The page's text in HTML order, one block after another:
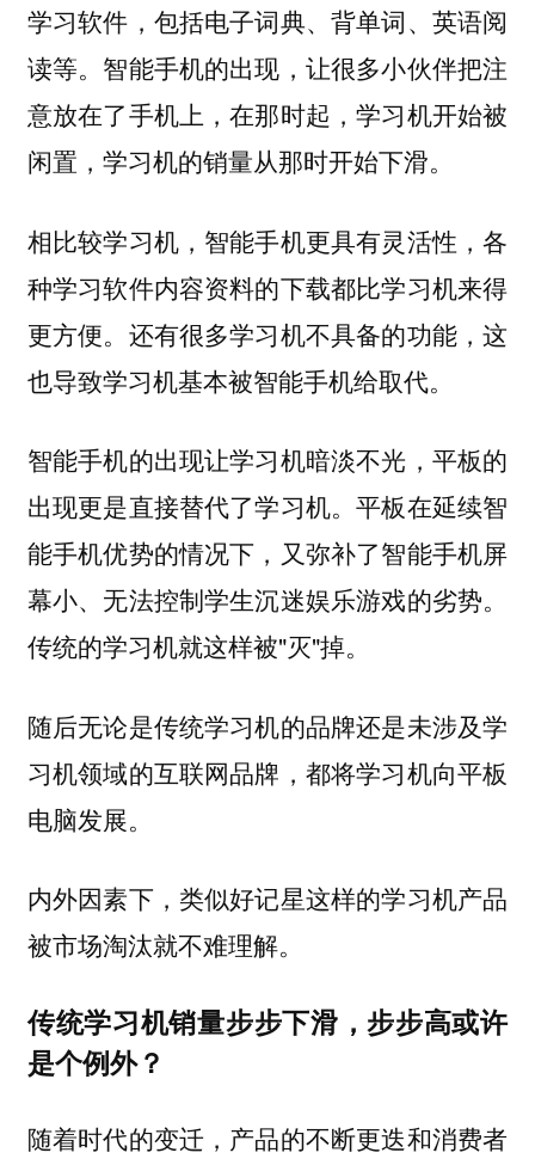
学习软件，包括电子词典、背单词、英语阅
读等。智能手机的出现，让很多小伙伴把注
意放在了手机上，在那时起，学习机开始被
闲置，学习机的销量从那时开始下滑。
相比较学习机，智能手机更具有灵活性，各
种学习软件内容资料的下载都比学习机来得
更方便。还有很多学习机不具备的功能，这
也导致学习机基本被智能手机给取代。
智能手机的出现让学习机暗淡不光，平板的
出现更是直接替代了学习机。平板在延续智
能手机优势的情况下，又弥补了智能手机屏
幕小、无法控制学生沉迷娱乐游戏的劣势。
传统的学习机就这样被"灭"掉。
随后无论是传统学习机的品牌还是未涉及学
习机领域的互联网品牌，都将学习机向平板
电脑发展。
内外因素下，类似好记星这样的学习机产品
被市场淘汰就不难理解。
传统学习机销量步步下滑，步步高或许
是个例外？
随着时代的变迁，产品的不断更迭和消费者